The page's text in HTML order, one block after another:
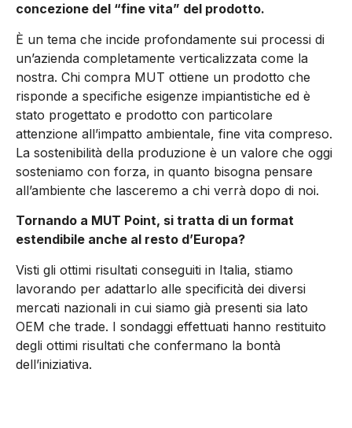
concezione del “fine vita” del prodotto.
È un tema che incide profondamente sui processi di
un’azienda completamente verticalizzata come la
nostra. Chi compra MUT ottiene un prodotto che
risponde a specifiche esigenze impiantistiche ed è
stato progettato e prodotto con particolare
attenzione all’impatto ambientale, fine vita compreso.
La sostenibilità della produzione è un valore che oggi
sosteniamo con forza, in quanto bisogna pensare
all’ambiente che lasceremo a chi verrà dopo di noi.
Tornando a MUT Point, si tratta di un format
estendibile anche al resto d’Europa?
Visti gli ottimi risultati conseguiti in Italia, stiamo
lavorando per adattarlo alle specificità dei diversi
mercati nazionali in cui siamo già presenti sia lato
OEM che trade. I sondaggi effettuati hanno restituito
degli ottimi risultati che confermano la bontà
dell’iniziativa.